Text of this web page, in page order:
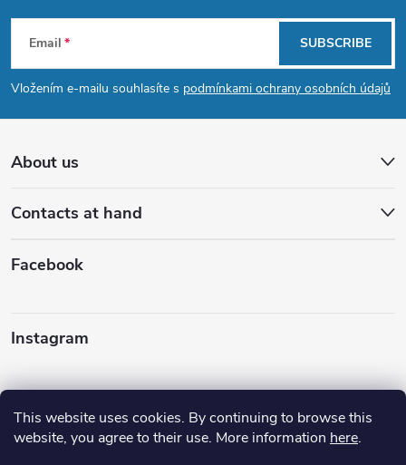
This website uses cookies. By continuing to browse this
website, you agree to their use. More information here.
F
o
o
t
e
r
Email
Vložením e-mailu souhlasíte s podmínkami ochrany osobních údajů
SUBSCRIBE
About us
Contacts at hand
Facebook
Instagram